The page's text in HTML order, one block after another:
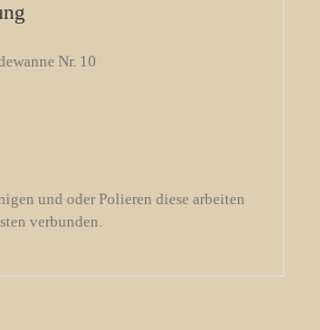
Nr. 10
und oder Polieren diese arbeiten
verbunden.